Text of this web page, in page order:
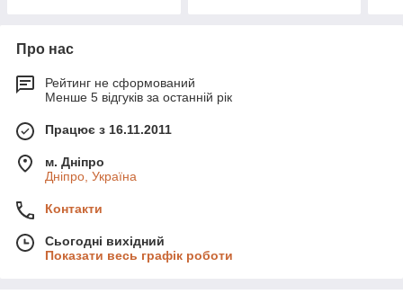
Про нас
Рейтинг не сформований
Менше 5 відгуків за останній рік
Працює з 16.11.2011
м. Дніпро
Дніпро, Україна
Контакти
Сьогодні вихідний
Показати весь графік роботи